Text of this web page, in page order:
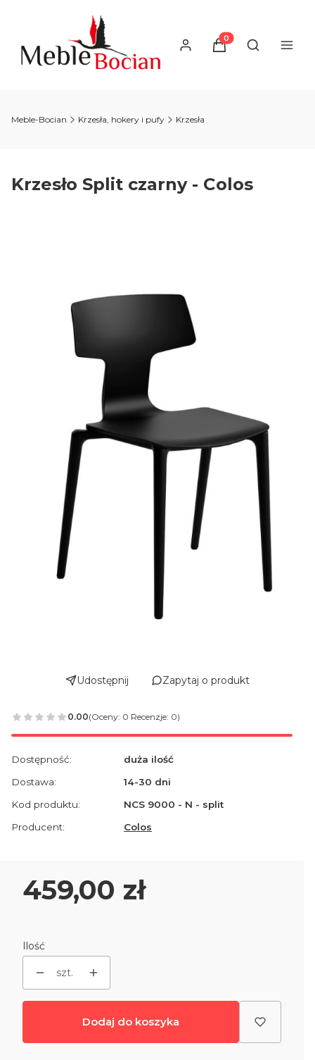
Produkty w
Otwórz
Meble-Bocian Krzesła, hokery i pufy Krzesła
Krzesło Split czarny - Colos
Udostępnij Zapytaj o produkt
0.00(Oceny: 0 Recenzje: 0)
Dostępność:
duża ilość
Dostawa:
14-30 dni
Kod produktu:
NCS 9000 - N - split
Producent:
Colos
Cena
459,00 zł
Ilość
szt.
Dodaj do koszyka